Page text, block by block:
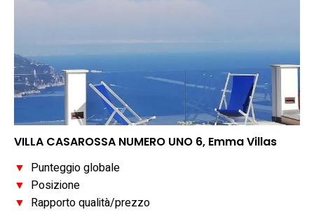
VILLA CASAROSSA NUMERO UNO 6, Emma Villas
▼ Punteggio globale
▼ Posizione
▼ Rapporto qualità/prezzo